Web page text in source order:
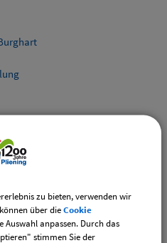
VCS-Kalenderdatei
zu bieten, verwenden wir
über dieCookie
Auswahl anpassen. Durch das
stimmen Sie der